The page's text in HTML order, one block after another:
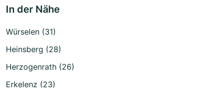
In der Nähe
Würselen (31)
Heinsberg (28)
Herzogenrath (26)
Erkelenz (23)